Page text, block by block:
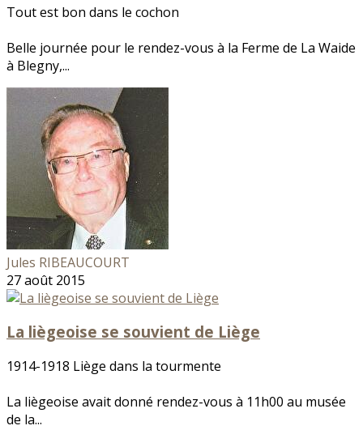
Tout est bon dans le cochon
Belle journée pour le rendez-vous à la Ferme de La Waide
à Blegny,...
Jules RIBEAUCOURT
27 août 2015
La liègeoise se souvient de Liège
1914-1918 Liège dans la tourmente
La liègeoise avait donné rendez-vous à 11h00 au musée
de la...